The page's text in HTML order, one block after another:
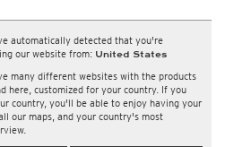
automatically detected that you're
our website from: United States
many different websites with the products
here, customized for your country. If you
country, you'll be able to enjoy having your
our maps, and your country's most